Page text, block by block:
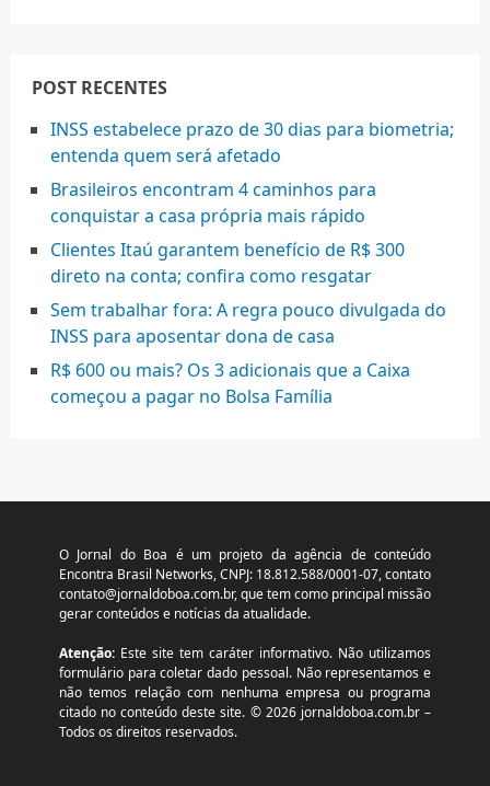
POST RECENTES
INSS estabelece prazo de 30 dias para biometria;
entenda quem será afetado
Brasileiros encontram 4 caminhos para
conquistar a casa própria mais rápido
Clientes Itaú garantem benefício de R$ 300
direto na conta; confira como resgatar
Sem trabalhar fora: A regra pouco divulgada do
INSS para aposentar dona de casa
R$ 600 ou mais? Os 3 adicionais que a Caixa
começou a pagar no Bolsa Família
O Jornal do Boa é um projeto da agência de conteúdo
Encontra Brasil Networks, CNPJ: 18.812.588/0001-07, contato
contato@jornaldoboa.com.br, que tem como principal missão
gerar conteúdos e notícias da atualidade.
Atenção:Este site tem caráter informativo. Não utilizamos
formulário para coletar dado pessoal. Não representamos e
não temos relação com nenhuma empresa ou programa
citado no conteúdo deste site. © 2026 jornaldoboa.com.br –
Todos os direitos reservados.